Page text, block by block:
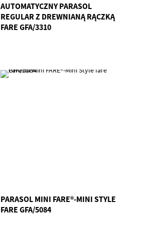
AUTOMATYCZNY PARASOL
REGULAR Z DREWNIANĄ RĄCZKĄ
FARE GFA/3310
PARASOL MINI FARE®-MINI STYLE
FARE GFA/5084